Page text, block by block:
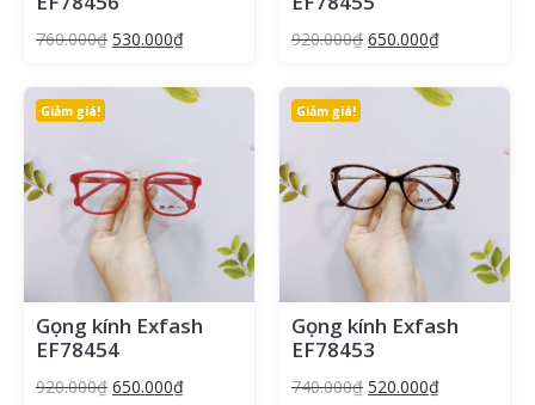
760.000₫ 530.000₫ 920.000₫ 650.000₫
Giảm giá!
Gọng kính Exfash
EF78454
920.000₫ 650.000₫
Giảm giá!
Gọng kính Exfash
EF78453
740.000₫ 520.000₫